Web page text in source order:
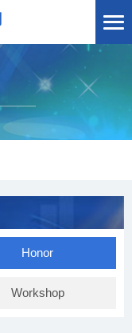
Honor
Workshop